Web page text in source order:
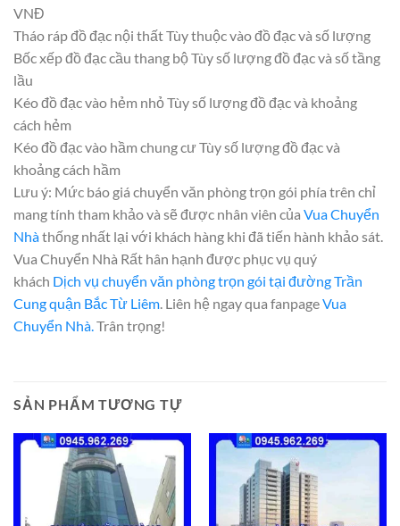
VNĐ
Tháo ráp đồ đạc nội thất Tùy thuộc vào đồ đạc và số lượng
Bốc xếp đồ đạc cầu thang bộ Tùy số lượng đồ đạc và số tầng
lầu
Kéo đồ đạc vào hẻm nhỏ Tùy số lượng đồ đạc và khoảng
cách hẻm
Kéo đồ đạc vào hầm chung cư Tùy số lượng đồ đạc và
khoảng cách hầm
Lưu ý: Mức báo giá chuyển văn phòng trọn gói phía trên chỉ
mang tính tham khảo và sẽ được nhân viên của Vua Chuyển
Nhàthống nhất lại với khách hàng khi đã tiến hành khảo sát.
Vua Chuyển Nhà Rất hân hạnh được phục vụ quý
khách Dịch vụ chuyển văn phòng trọn gói tại đường Trần
Cung quận Bắc Từ Liêm . Liên hệ ngay qua fanpageVua
Chuyển Nhà. Trân trọng!
SẢN PHẨM TƯƠNG TỰ